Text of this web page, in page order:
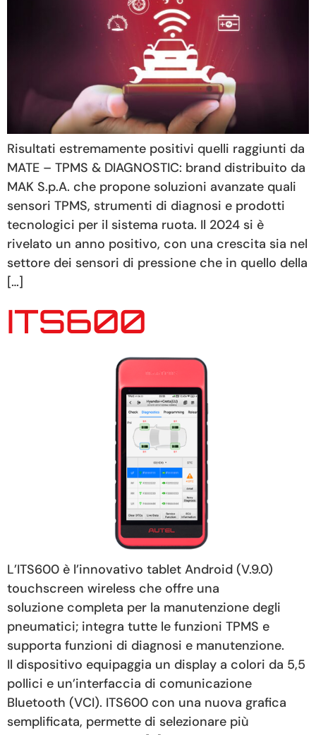
Risultati estremamente positivi quelli raggiunti da
MATE – TPMS & DIAGNOSTIC: brand distribuito da
MAK S.p.A. che propone soluzioni avanzate quali
sensori TPMS, strumenti di diagnosi e prodotti
tecnologici per il sistema ruota. Il 2024 si è
rivelato un anno positivo, con una crescita sia nel
settore dei sensori di pressione che in quello della
[…]
ITS600
L’ITS600 è l’innovativo tablet Android (V.9.0)
touchscreen wireless che offre una
soluzione completa per la manutenzione degli
pneumatici; integra tutte le funzioni TPMS e
supporta funzioni di diagnosi e manutenzione.
Il dispositivo equipaggia un display a colori da 5,5
pollici e un’interfaccia di comunicazione
Bluetooth (VCI). ITS600 con una nuova grafica
semplificata, permette di selezionare più